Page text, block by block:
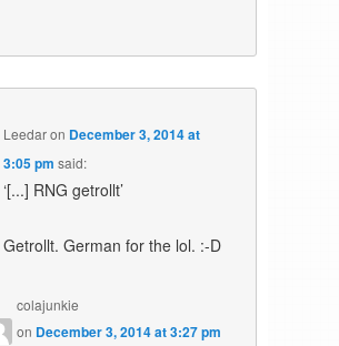
Leedaron December 3, 2014 at
3:05 pm said:
‘[...] RNG getrollt’
Getrollt. German for the lol. :-D
colajunkie
on December 3, 2014 at 3:27 pm